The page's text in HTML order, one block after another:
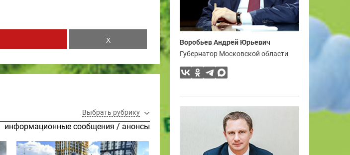
Выбрать рубрику
информационные сообщения / анонсы
Воробьев Андрей Юрьевич
Губернатор Московской области